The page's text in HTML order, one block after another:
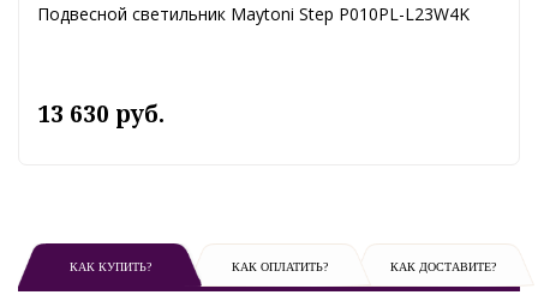
Подвесной светильник Maytoni Step P010PL-L23W4K
13 630 руб.
КАК КУПИТЬ? КАК ОПЛАТИТЬ? КАК ДОСТАВИТЕ?